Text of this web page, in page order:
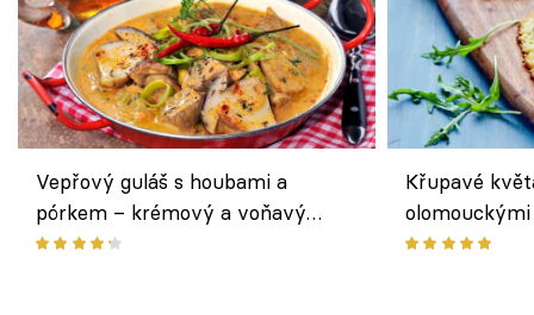
Vepřový guláš s houbami a
pórkem – krémový a voňavý
pokrm z jednoho hrnce
Křupavé
bezlepkový